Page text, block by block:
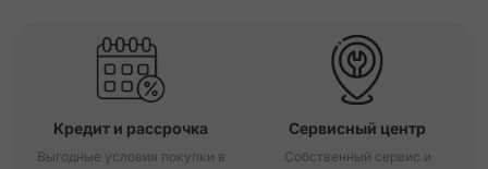
Кредит и рассрочка
Выгодные условия покупки в
Сервисный центр
Собственный сервис и